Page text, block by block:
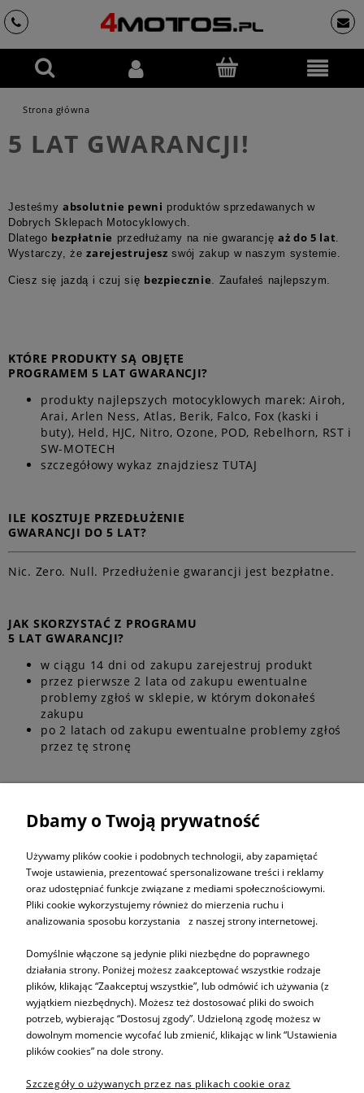
Strona główna
5 LAT GWARANCJI!
Jesteśmy absolutnie pewni produktów sprzedawanych w
Dobrych Sklepach Motocyklowych.
Dlatego bezpłatnie przedłużamy na nie gwarancjęaż do 5 lat.
Wystarczy, żezarejestrujesz swój zakup w naszym systemie.
Ciesz się jazdą i czuj się bezpiecznie. Zaufałeś najlepszym.
KTÓRE PRODUKTY SĄ OBJĘTE
PROGRAMEM 5 LAT GWARANCJI?
produkty najlepszych motocyklowych marek: Airoh,
Arai, Arlen Ness, Atlas, Berik, Falco, Fox (kaski i
buty), Held, HJC, Nitro, Ozone, POD, Rebelhorn, RST i
SW-MOTECH
szczegółowy wykaz znajdzieszTUTAJ
ILE KOSZTUJE PRZEDŁUŻENIE
GWARANCJI DO 5 LAT?
Nic. Zero. Null. Przedłużenie gwarancji jest bezpłatne.
JAK SKORZYSTAĆ Z PROGRAMU
5 LAT GWARANCJI?
w ciągu 14 dni od zakupu zarejestruj produkt
przez pierwsze 2 lata od zakupu ewentualne
problemy zgłoś w sklepie, w którym dokonałeś
zakupu
po 2 latach od zakupu ewentualne problemy zgłoś
przez tę stronę
Informacje
Dbamy o Twoją prywatność
Używamy plików cookie i podobnych technologii, aby zapamiętać
Twoje ustawienia, prezentować spersonalizowane treści i reklamy
oraz udostępniać funkcje związane z mediami społecznościowymi.
Pliki cookie wykorzystujemy również do mierzenia ruchu i
analizowania sposobu korzystania z naszej strony internetowej.
Domyślnie włączone są jedynie pliki niezbędne do poprawnego
działania strony. Poniżej możesz zaakceptować wszystkie rodzaje
plików, klikając “Zaakceptuj wszystkie”, lub odmówić ich używania (z
wyjątkiem niezbędnych). Możesz też dostosować pliki do swoich
potrzeb, wybierając “Dostosuj zgody”. Udzieloną zgodę możesz w
dowolnym momencie wycofać lub zmienić, klikając w link “Ustawienia
plików cookies” na dole strony.
Szczegóły o używanych przez nas plikach cookie oraz